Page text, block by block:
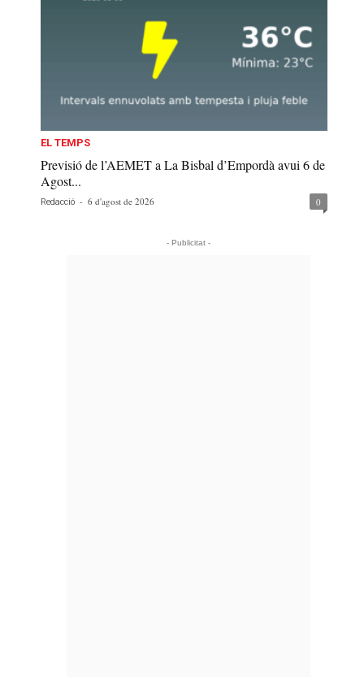
EL TEMPS
Previsió de l’AEMET a La Bisbal d’Empordà avui 6 de
Agost...
Redacció - 6 d'agost de 2026 0
- Publicitat -